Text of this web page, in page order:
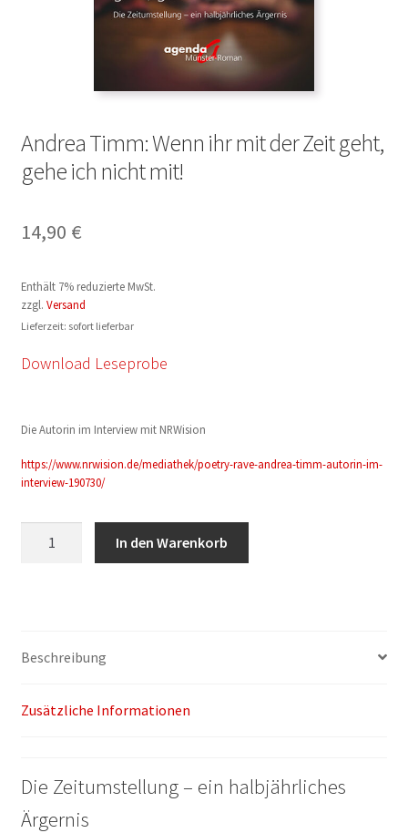
Andrea Timm: Wenn ihr mit der Zeit geht,
gehe ich nicht mit!
14,90 €
Enthält 7% reduzierte MwSt.
zzgl. Versand
Lieferzeit: sofort lieferbar
Download Leseprobe
Die Autorin im Interview mit NRWision
https://www.nrwision.de/mediathek/poetry-rave-andrea-timm-autorin-im-
interview-190730/
gehe
mit!
Menge
In den Warenkorb
Beschreibung
Zusätzliche Informationen
Die Zeitumstellung – ein halbjährliches
Ärgernis